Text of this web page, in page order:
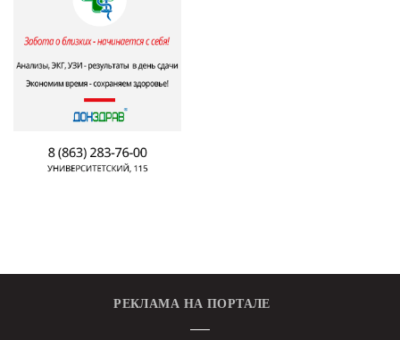
РЕКЛАМА НА ПОРТАЛЕ